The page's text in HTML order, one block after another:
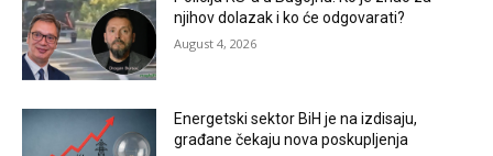
njihov dolazak i ko će odgovarati?
August 4, 2026
Energetski sektor BiH je na izdisaju,
građane čekaju nova poskupljenja